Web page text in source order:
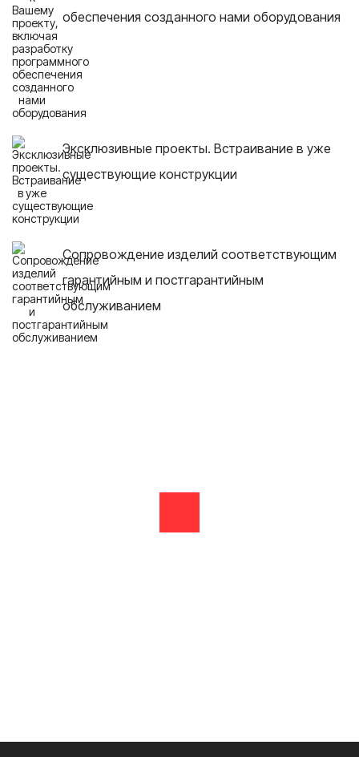
обеспечения созданного нами оборудования
Эксклюзивные проекты. Встраивание в уже
существующие конструкции
Сопровождение изделий соответствующим
гарантийным и постгарантийным
обслуживанием